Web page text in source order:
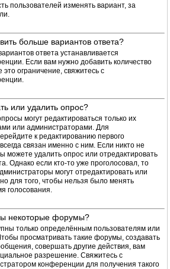
пользователей изменять вариант, за
больше вариантов ответа?
ответа устанавливается
Если вам нужно добавить количество
ограничение, свяжитесь с
или удалить опрос?
могут редактироваться только их
или администраторами. Для
к редактированию первого
связан именно с ним. Если никто не
можете удалить опрос или отредактировать
Однако если кто-то уже проголосовал, то
могут отредактировать или
для того, чтобы нельзя было менять
голосования.
некоторые форумы?
только определённым пользователям или
просматривать такие форумы, создавать
совершать другие действия, вам
разрешение. Свяжитесь с
конференции для получения такого